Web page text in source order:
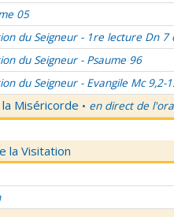
05
du Seigneur - 1re lecture Dn 7
du Seigneur - Psaume 96
du Seigneur - Evangile Mc 9,2-
Miséricorde • en direct de
la Visitation